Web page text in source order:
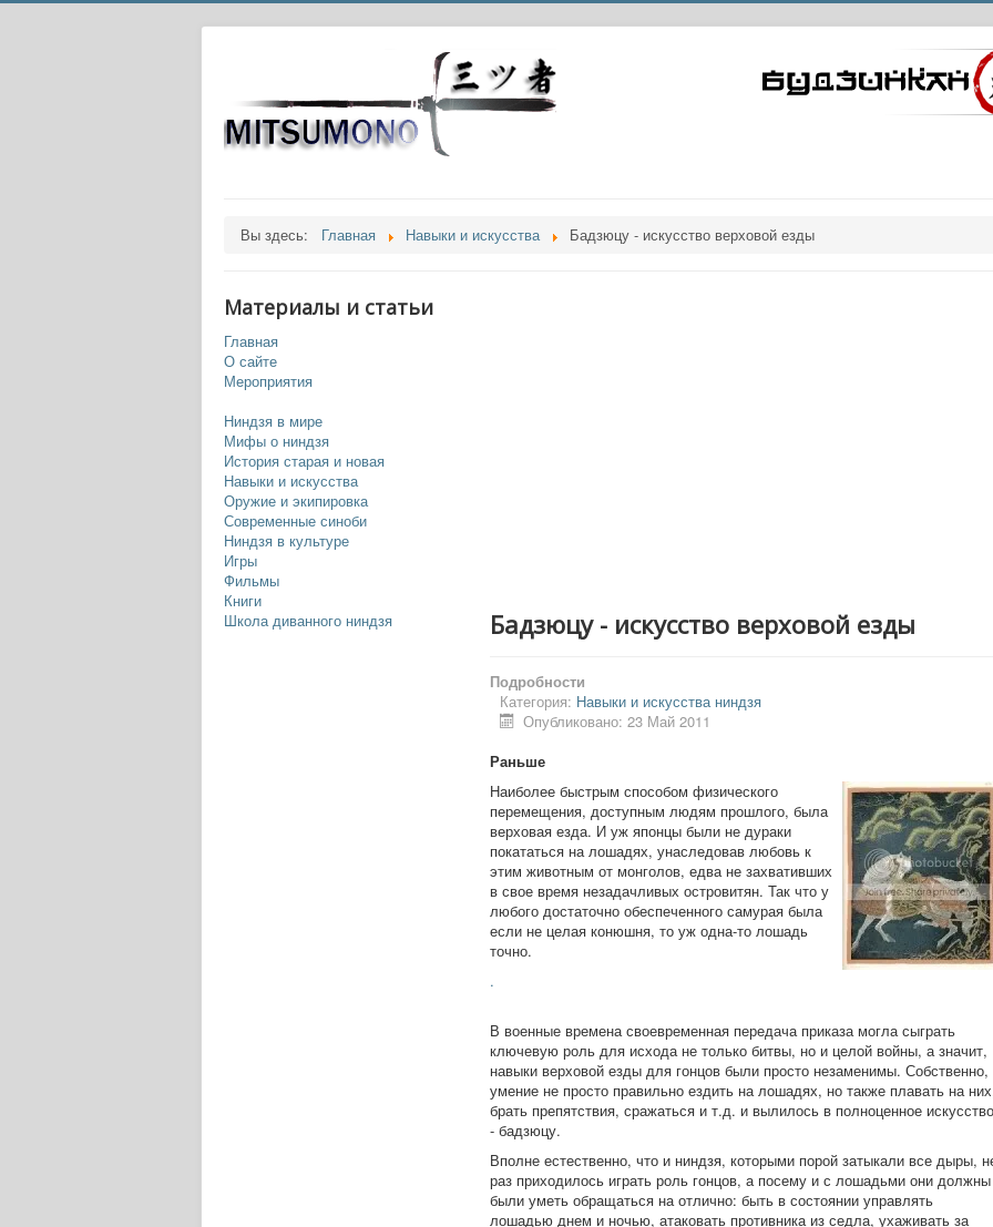
Вы здесь: Главная Навыки и искусства Бадзюцу - искусство верховой езды
Материалы и статьи
Главная
О сайте
Мероприятия
Ниндзя в мире
Мифы о ниндзя
История старая и новая
Навыки и искусства
Оружие и экипировка
Современные синоби
Ниндзя в культуре
Игры
Фильмы
Книги
Школа диванного ниндзя
Бадзюцу - искусство верховой езды
Подробности
Категория: Навыки и искусства ниндзя
Опубликовано: 23 Май 2011
Раньше
Наиболее быстрым способом физического
перемещения, доступным людям прошлого, была
верховая езда. И уж японцы были не дураки
покататься на лошадях, унаследовав любовь к
этим животным от монголов, едва не захвативших
в свое время незадачливых островитян. Так что у
любого достаточно обеспеченного самурая была
если не целая конюшня, то уж одна-то лошадь
точно.
.
В военные времена своевременная передача приказа могла сыграть
ключевую роль для исхода не только битвы, но и целой войны, а значит,
навыки верховой езды для гонцов были просто незаменимы. Собственно,
умение не просто правильно ездить на лошадях, но также плавать на
брать препятствия, сражаться и т.д. и вылилось в полноценное искусство
- бадзюцу.
Вполне естественно, что и ниндзя, которыми порой затыкали все дыры,
раз приходилось играть роль гонцов, а посему и с лошадьми они должны
были уметь обращаться на отлично: быть в состоянии управлять
лошадью днем и ночью, атаковать противника из седла, ухаживать за